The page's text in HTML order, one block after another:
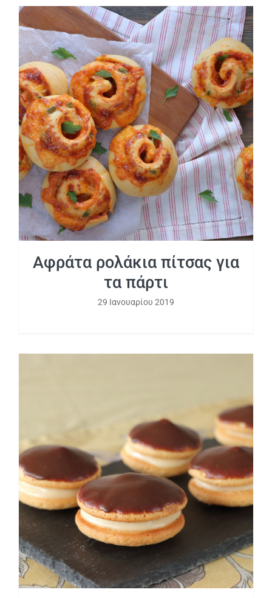
Αφράτα ρολάκια πίτσας για τα πάρτι
Αφράτα ρολάκια πίτσας για
τα πάρτι
29 Ιανουαρίου 2019
Κοκάκια – Μίνι κόκ